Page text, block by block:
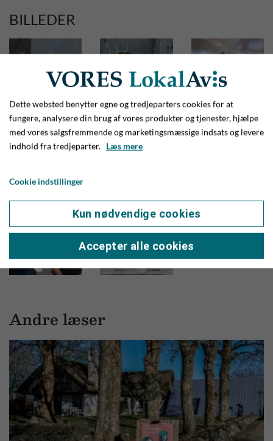
BILLEDER
Andre læser
Dette websted benytter egne og tredjeparters cookies for at
fungere, analysere din brug af vores produkter og tjenester, hjælpe
med vores salgsfremmende og marketingsmæssige indsats og levere
indhold fra tredjeparter. Læs mere
Cookie indstillinger
Kun nødvendige cookies
Accepter alle cookies